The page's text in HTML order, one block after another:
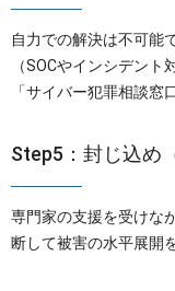
自力での解決は不可能
（SOCやインシデン
「サイバー犯罪相談窓
Step5：封じ込め
専門家の支援を受けな
断して被害の水平展開